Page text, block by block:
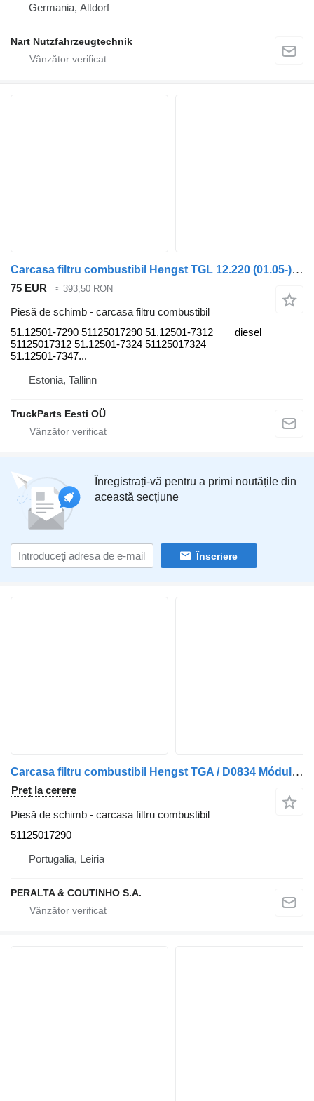
Germania, Altdorf
Nart Nutzfahrzeugtechnik
Carcasa filtru combustibil Hengst TGL 12.220 (01.05-) 51.12501-7290 pentru cap tractor MAN TGL, TGM, TGS, TGX (2005-2021)
75 EUR ≈ 393,50 RON
Piesă de schimb - carcasa filtru combustibil
51.12501-7290 51125017290 51.12501-7312
51125017312 51.12501-7324 51125017324
51.12501-7347...
diesel
Estonia, Tallinn
TruckParts Eesti OÜ
Înregistrați-vă pentru a primi noutățile din
această secțiune
Înscriere
Carcasa filtru combustibil Hengst TGA / D0834 Módulo do Filtro de Combustível D0836 51125017290 pentru camion MAN
Preț la cerere
Piesă de schimb - carcasa filtru combustibil
51125017290
Portugalia, Leiria
PERALTA & COUTINHO S.A.